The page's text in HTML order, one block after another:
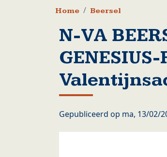
Kruimelpad
Home Beersel
N-VA
Gepubliceerd op ma, 13/02/